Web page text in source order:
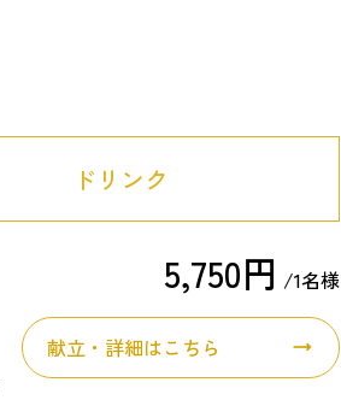
ドリンク
5,750円 /1名様
献立・詳細はこちら